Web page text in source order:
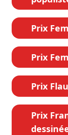
Prix
Prix
Prix
Prix